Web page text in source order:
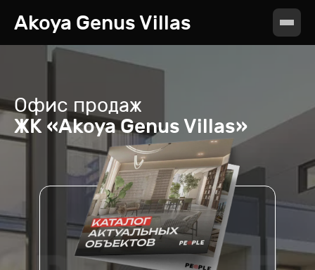
Akoya Genus Villas
Офис продаж
ЖК «Akoya Genus Villas»